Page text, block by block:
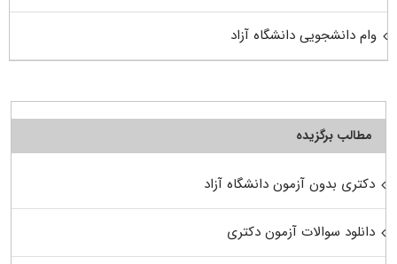
وام دانشجویی دانشگاه آزاد
مطالب برگزیده
دکتری بدون آزمون دانشگاه آزاد
دانلود سوالات آزمون دکتری